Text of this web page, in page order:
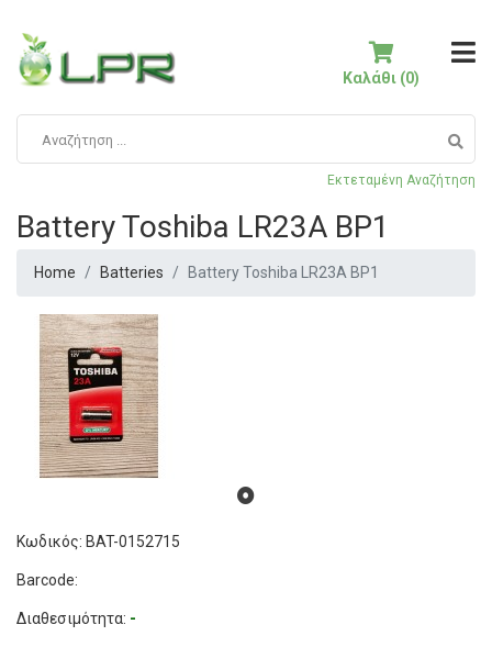
Εκτεταμένη Αναζήτηση
Καλάθι (0)
Battery Toshiba LR23A BP1
Home Batteries Battery Toshiba LR23A BP1
Κωδικός: BAT-0152715
Barcode:
Διαθεσιμότητα: -